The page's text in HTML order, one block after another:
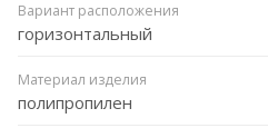
Вариант расположения
горизонтальный
Материал изделия
полипропилен